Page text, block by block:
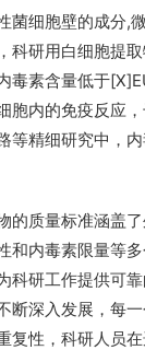
菌细胞壁的成分,
科研用白细胞提
毒素含量低于
胞内的免疫反应
等精细研究中，
的质量标准涵盖了
和内毒素限量等
科研工作提供可
断深入发展，每
复性，科研人员